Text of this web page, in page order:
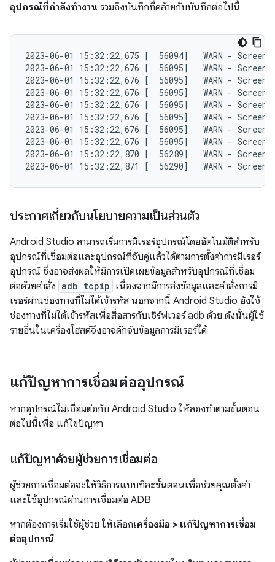
อุปกรณ์ที่กำลังทำงาน รวมถึงบันทึกที่คล้ายกับบันทึกต่อไปนี้
2023-06-01 15:32:22,675 [  56094]   WARN -
2023-06-01 15:32:22,676 [  56095]   WARN -
2023-06-01 15:32:22,676 [  56095]   WARN -
2023-06-01 15:32:22,676 [  56095]   WARN -
2023-06-01 15:32:22,676 [  56095]   WARN -
2023-06-01 15:32:22,676 [  56095]   WARN -
2023-06-01 15:32:22,676 [  56095]   WARN -
2023-06-01 15:32:22,676 [  56095]   WARN -
2023-06-01 15:32:22,870 [  56289]   WARN -
ประกาศเกี่ยวกับนโยบายความเป็นส่วนตัว
Android Studio สามารถเริ่มการมิเรอร์อุปกรณ์โดยอัตโนมัติสำหรับ
อุปกรณ์ที่เชื่อมต่อและอุปกรณ์ที่จับคู่แล้วได้ตามการตั้งค่าการมิเรอร์
อุปกรณ์ ซึ่งอาจส่งผลให้มีการเปิดเผยข้อมูลสำหรับอุปกรณ์ที่เชื่อม
ต่อด้วยคำสั่ง adb tcpip เนื่องจากมีการส่งข้อมูลและคำสั่งการมิ
เรอร์ผ่านช่องทางที่ไม่ได้เข้ารหัส นอกจากนี้ Android Studio ยังใช้
ช่องทางที่ไม่ได้เข้ารหัสเพื่อสื่อสารกับเซิร์ฟเวอร์ adb ด้วย ดังนั้นผู้ใช้
รายอื่นในเครื่องโฮสต์จึงอาจดักจับข้อมูลการมิเรอร์ได้
แก้ปัญหาการเชื่อมต่ออุปกรณ์
หากอุปกรณ์ไม่เชื่อมต่อกับ Android Studio ให้ลองทำตามขั้นตอน
ต่อไปนี้เพื่อ แก้ไขปัญหา
แก้ปัญหาด้วยผู้ช่วยการเชื่อมต่อ
ผู้ช่วยการเชื่อมต่อจะให้วิธีการแบบทีละขั้นตอนเพื่อช่วยคุณตั้งค่า
และใช้อุปกรณ์ผ่านการเชื่อมต่อ ADB
หากต้องการเริ่มใช้ผู้ช่วย ให้เลือกเครื่องมือ > แก้ปัญหาการเชื่อม
ต่ออุปกรณ์